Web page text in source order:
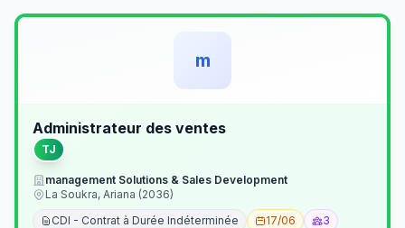
m
Administrateur des ventes
TJ
management Solutions & Sales Development
La Soukra, Ariana (2036)
CDI - Contrat à Durée Indéterminée
17/06 3